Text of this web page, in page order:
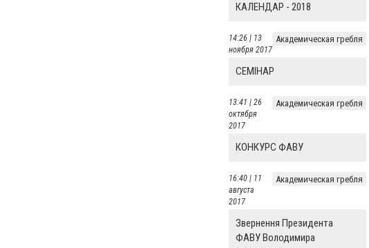
КАЛЕНДАР - 2018
Академическая гребля
14:26 | 13
ноября 2017
СЕМІНАР
Академическая гребля
13:41 | 26
октября
2017
КОНКУРС ФАВУ
Академическая гребля
16:40 | 11
августа
2017
Звернення Президента
ФАВУ Володимира